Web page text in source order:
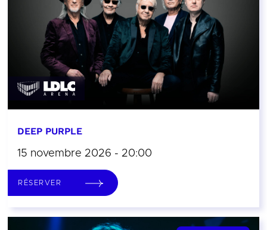
DEEP PURPLE
15 novembre 2026 - 20:00
RÉSERVER